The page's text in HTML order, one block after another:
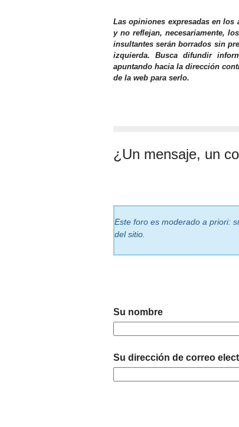
Las opiniones expresadas en
y no reflejan, necesariamente,
insultantes serán borrados sin
izquierda. Busca difundir
apuntando hacia la dirección
de la web para serlo.
¿Un mensaje, un
Este foro es moderado a priori:
del sitio.
Su nombre
Su dirección de correo